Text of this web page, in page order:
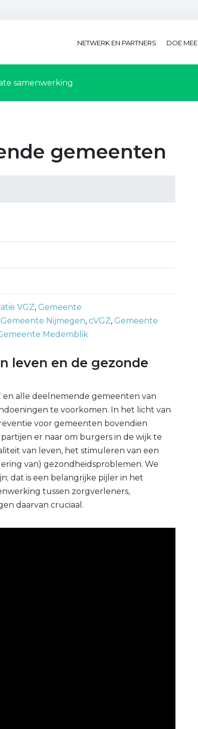
NETWERK EN PARTNERS DOE MEE
samenwerking
gemeenten
VGZ, Gemeente
Gemeente Nijmegen, cVGZ, Gemeente
Medemblik
leven en de gezonde
en alle deelnemende gemeenten van
te voorkomen. In het licht van
voor gemeenten bovendien
er naar om burgers in de wijk te
van leven, het stimuleren van een
van) gezondheidsproblemen. We
dat is een belangrijke pijler in het
tussen zorgverleners,
daarvan cruciaal.